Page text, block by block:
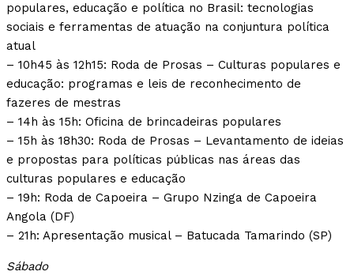
populares, educação e política no Brasil: tecnologias
sociais e ferramentas de atuação na conjuntura política
atual
– 10h45 às 12h15: Roda de Prosas – Culturas populares e
educação: programas e leis de reconhecimento de
fazeres de mestras
– 14h às 15h: Oficina de brincadeiras populares
– 15h às 18h30: Roda de Prosas – Levantamento de ideias
e propostas para políticas públicas nas áreas das
culturas populares e educação
– 19h: Roda de Capoeira – Grupo Nzinga de Capoeira
Angola (DF)
– 21h: Apresentação musical – Batucada Tamarindo (SP)
Sábado